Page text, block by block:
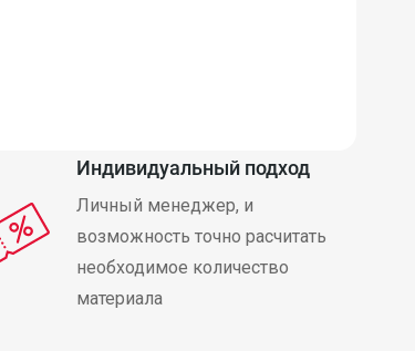
Индивидуальный подход
Личный менеджер, и
возможность точно расчитать
необходимое количество
материала